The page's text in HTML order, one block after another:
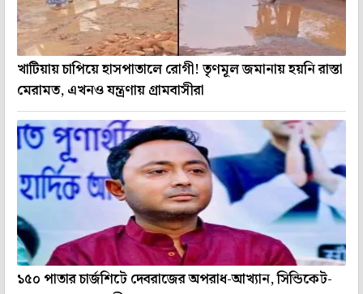
খাটিয়ায় চাপিয়ে হাসপাতালে রোগী! তৃণমূল জমানায় হয়নি রাস্তা
মেরামত, এখনও যন্ত্রণায় গ্রামবাসীরা
১৫০ পাতার চার্জশিটে দেবরাজের অপরাধ-আখ্যান, সিন্ডিকেট-